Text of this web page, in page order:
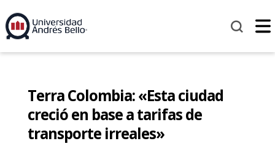
Terra Colombia: «Esta ciudad
creció en base a tarifas de
transporte irreales»